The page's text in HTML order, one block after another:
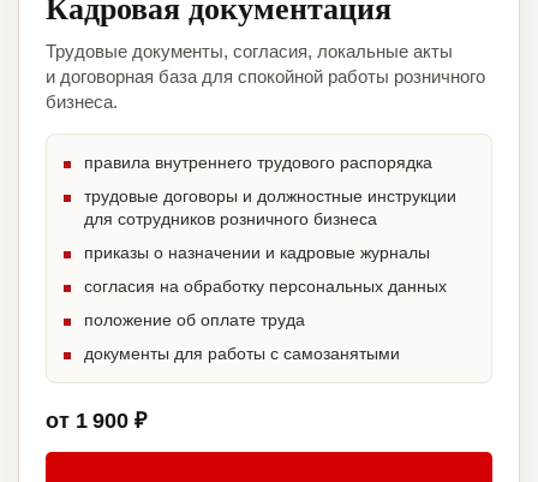
Трудовые документы, согласия, локальные акты
и договорная база для спокойной работы розничного
бизнеса.
правила внутреннего трудового распорядка
трудовые договоры и должностные инструкции
для сотрудников розничного бизнеса
приказы о назначении и кадровые журналы
согласия на обработку персональных данных
положение об оплате труда
документы для работы с самозанятыми
от 1 900 ₽